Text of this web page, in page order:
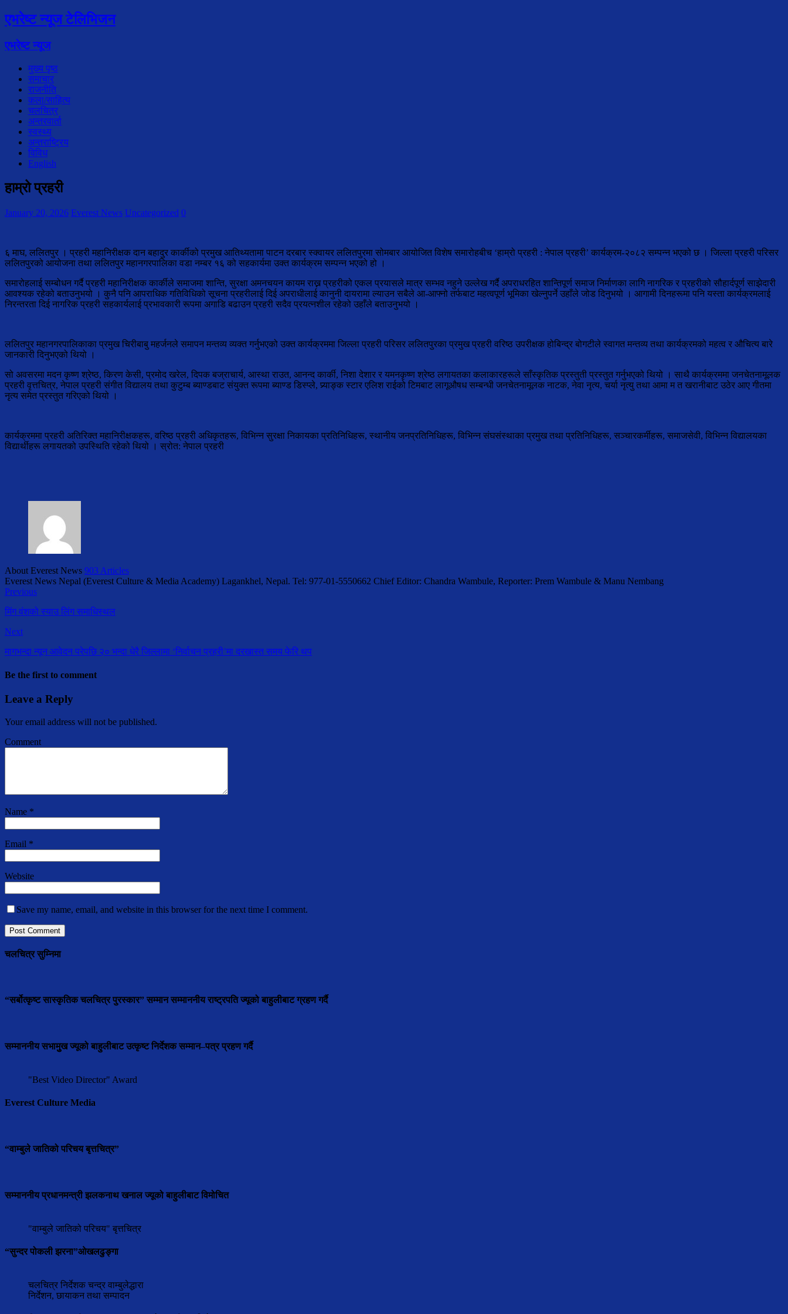
एभरेष्ट न्यूज टेलिभिजन
एभरेष्ट न्यूज
मुख्य पृष्ठ
समाचार
राजनीति
कला/साहित्य
चलचित्र
अन्तरवार्ता
स्वस्थ्य
अन्तराष्ट्रिय
विविध
English
हाम्रो प्रहरी
January 20, 2026 Everest News Uncategorized 0
६ माघ, ललितपुर । प्रहरी महानिरीक्षक दान बहादुर कार्कीको प्रमुख आतिथ्यतामा पाटन दरबार स्क्वायर ललितपुरमा सोमबार आयोजित विशेष समारोहबीच ‘हाम्रो प्रहरी : नेपाल प्रहरी’ कार्यक्रम-२०८२ सम्पन्न भएको छ । जिल्ला प्रहरी परिसर
ललितपुरको आयोजना तथा ललितपुर महानगरपालिका वडा नम्बर १६ को सहकार्यमा उक्त कार्यक्रम सम्पन्न भएको हो ।
समारोहलाई सम्बोधन गर्दै प्रहरी महानिरीक्षक कार्कीले समाजमा शान्ति, सुरक्षा अमनचयन कायम राख्न प्रहरीको एकल प्रयासले मात्र सम्भव नहुने उल्लेख गर्दै अपराधरहित शान्तिपूर्ण समाज निर्माणका लागि नागरिक र प्रहरीको सौहार्दपूर्ण साझेदारी
आवश्यक रहेको बताउनुभयो । कुनै पनि आपराधिक गतिविधिको सूचना प्रहरीलाई दिई अपराधीलाई ‍कानुनी दायरामा ल्याउन सबैले आ-आफ्नो तर्फबाट महत्वपूर्ण भूमिका खेल्नुपर्ने उहाँले जोड दिनुभयो । आगामी दिनहरूमा पनि यस्ता कार्यक्रमलाई
निरन्तरता दिई नागरिक प्रहरी सहकार्यलाई प्रभावकारी रूपमा अगाडि बढाउन प्रहरी सदैव प्रयत्नशील रहेको उहाँले बताउनुभयो ।
ललितपुर महानगरपालिकाका ‍प्रमुख चिरीबाबु महर्जनले समापन मन्तव्य व्यक्त गर्नुभएको उक्त कार्यक्रममा जिल्ला प्रहरी परिसर ललितपुरका प्रमुख प्रहरी वरिष्ठ उपरीक्षक होबिन्द्र बोगटीले स्वागत मन्तव्य तथा कार्यक्रमको महत्व र औचित्य बारे
जानकारी दिनुभएको थियो ।
सो अवसरमा मदन कृष्ण श्रेष्ठ, किरण केसी, प्रमोद खरेल, दिपक बज्राचार्य, आस्था राउत, आनन्द कार्की, निशा देशार र यमनकृष्ण श्रेष्ठ लगायतका कलाकारहरूले साँस्कृतिक प्रस्तुती प्रस्तुत गर्नुभएको थियो । साथै कार्यक्रममा जनचेतनामूलक
प्रहरी वृत्तचित्र, नेपाल प्रहरी संगीत विद्यालय तथा कुटुम्ब ब्याण्डबाट संयुक्त रूपमा ब्याण्ड डिस्प्ले, प्र्याङ्क स्टार एलिश राईको टिमबाट लागूऔषध सम्बन्धी जनचेतनामूलक नाटक, नेवा नृत्य, चर्या नृत्यु तथा आमा म त खरानीबाट उठेर आए गीतमा
नृत्य समेत प्रस्तुत गरिएको थियो ।
कार्यक्रममा प्रहरी अतिरिक्त महानिरीक्षकहरू, वरिष्ठ प्रहरी अधिकृतहरू, विभिन्न सुरक्षा निकायका प्रतिनिधिहरू, स्थानीय जनप्रतिनिधिहरू, विभिन्न संघसंस्थाका प्रमुख तथा प्रतिनिधिहरू, सञ्चारकर्मीहरू, समाजसेवी, विभिन्न विद्यालयका
विद्यार्थीहरू लगायतको उपस्थिति रहेको थियो । स्रोत: नेपाल प्रहरी
About Everest News 903 Articles
Everest News Nepal (Everest Culture & Media Academy) Lagankhel, Nepal. Tel: 977-01-5550662 Chief Editor: Chandra Wambule, Reporter: Prem Wambule & Manu Nembang
Previous
मिंग वंशको स्याउ लिंग समाधिस्थल
Next
मागभन्दा न्यून आवेदन परेपछि २० भन्दा धेरै जिल्लामा ‘निर्वाचन प्रहरी’मा दरखास्त समय फेरि थप
Be the first to comment
Leave a Reply
Your email address will not be published.
Comment
Name *
Email *
Website
Save my name, email, and website in this browser for the next time I comment.
चलचित्र सुम्निमा
“सर्बोत्कृष्ट सास्कृतिक चलचित्र पुरस्कार” सम्मान सम्माननीय राष्ट्रपति ज्यूको बाहुलीबाट ग्रहण गर्दै
सम्माननीय सभामुुख ज्यूको बाहुलीबाट उत्कृष्ट निर्देशक सम्मान–पत्र प्रहण गर्दै
"Best Video Director" Award
Everest Culture Media
“वाम्बुले जातिको परिचय बृत्तचित्र”
सम्माननीय प्रधानमन्त्री झलकनाथ खनाल ज्यूको बाहुलीबाट विमोचित
"वाम्बुले जातिको परिचय" बृत्तचित्र
“सुन्दर पोकली झरना”ओखलढुङ्गा
चलचित्र निर्देशक चन्द्र वाम्बुलेद्धारा
निर्देशन, छायाकन तथा सम्पादन